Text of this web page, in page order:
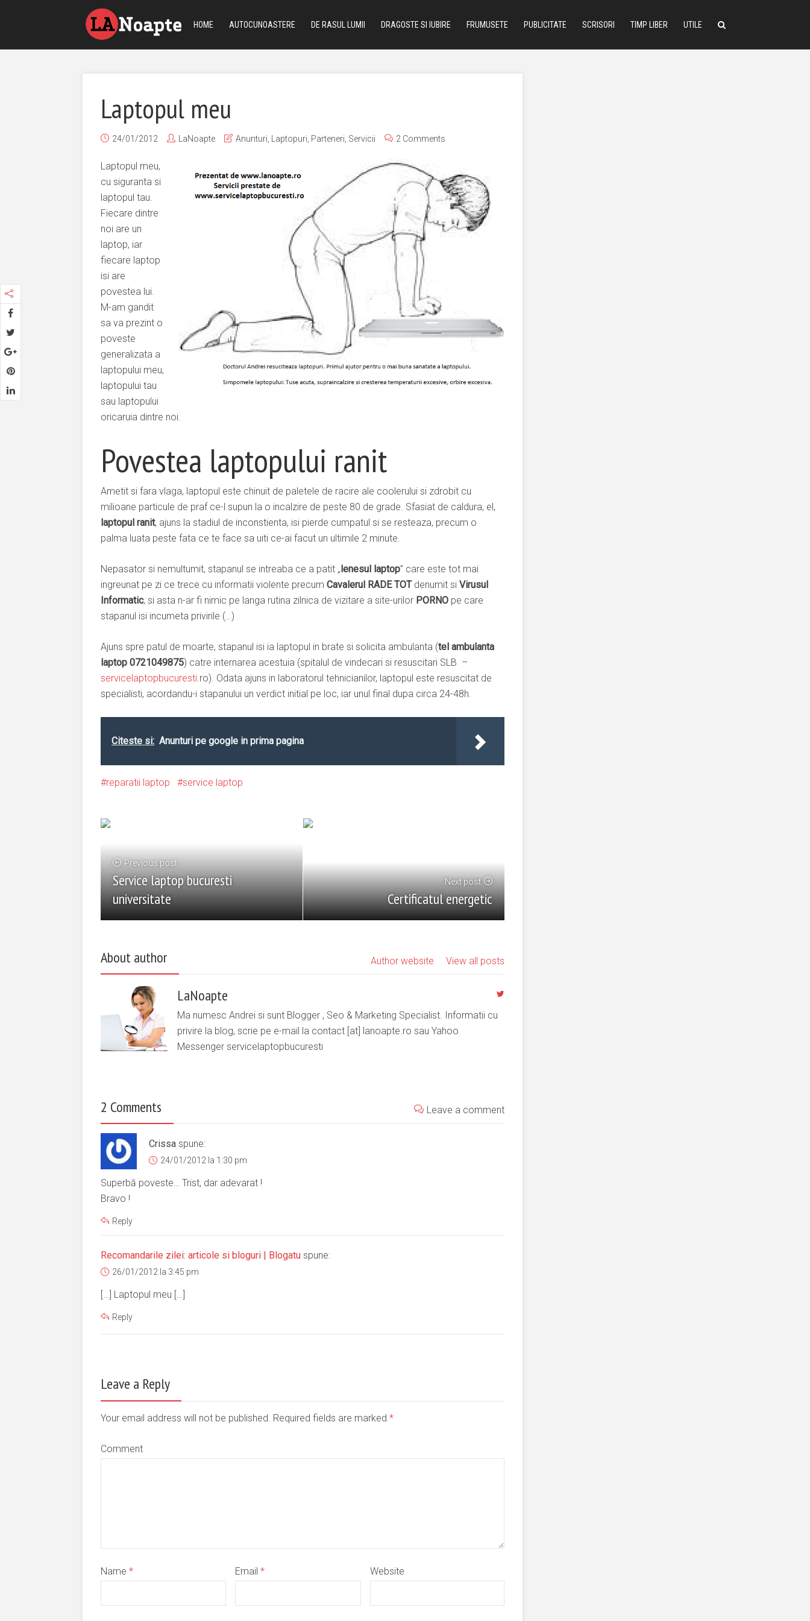
HOME AUTOCUNOASTERE DE RASUL LUMII DRAGOSTE SI IUBIRE FRUMUSETE PUBLICITATE SCRISORI TIMP LIBER UTILE
Laptopul meu
24/01/2012 LaNoapte Anunturi Laptopuri Parteneri Servicii 2 Comments
Laptopul meu,
cu siguranta si
laptopul tau.
Fiecare dintre
noi are un
laptop, iar
fiecare laptop
isi are
povestea lui.
M-am gandit
sa va prezint o
poveste
generalizata a
laptopului meu,
laptopului tau
sau laptopului
oricaruia dintre noi.
Povestea laptopului ranit
Ametit si fara vlaga, laptopul este chinuit de paletele de racire ale coolerului si zdrobit cu
milioane particule de praf ce-l supun la o incalzire de peste 80 de grade. Sfasiat de caldura, el,
laptopul ranit, ajuns la stadiul de inconstienta, isi pierde cumpatul si se resteaza, precum o
palma luata peste fata ce te face sa uiti ce-ai facut un ultimile 2 minute.
Nepasator si nemultumit, stapanul se intreaba ce a patit „lenesul laptop” care este tot mai
ingreunat pe zi ce trece cu informatii violente precum Cavalerul RADE TOTdenumit si Virusul
Informatic, si asta n-ar fi nimic pe langa rutina zilnica de vizitare a site-urilor PORNO pe care
stapanul isi incumeta privirile (…)
Ajuns spre patul de moarte, stapanul isi ia laptopul in brate si solicita ambulanta (tel ambulanta
laptop 0721049875) catre internarea acestuia (spitalul de vindecari si resuscitari SLB –
servicelaptopbucuresti.ro). Odata ajuns in laboratorul tehnicianilor, laptopul este resuscitat de
specialisti, acordandu-i stapanului un verdict initial pe loc, iar unul final dupa circa 24-48h.
Citeste si: Anunturi pe google in prima pagina
reparatii laptop service laptop
Previous post
Service laptop bucuresti
universitate
Next post
Certificatul energetic
About author View all posts
Author website
LaNoapte
Ma numesc Andrei si sunt Blogger , Seo & Marketing Specialist. Informatii cu
privire la blog, scrie pe e-mail la contact [at] lanoapte.ro sau Yahoo
Messenger servicelaptopbucuresti
2 Comments Leave a comment
Crissa spune:
24/01/2012 la 1:30 pm
Superbă poveste… Trist, dar adevarat !
Bravo !
Reply
Recomandarile zilei: articole si bloguri | Blogatu spune:
26/01/2012 la 3:45 pm
[…] Laptopul meu […]
Reply
Leave a Reply
Your email address will not be published. Required fields are marked *
Comment
Name * Email * Website